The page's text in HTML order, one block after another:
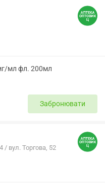
мл фл. 200мл
Забронювати
/ вул. Торгова, 52